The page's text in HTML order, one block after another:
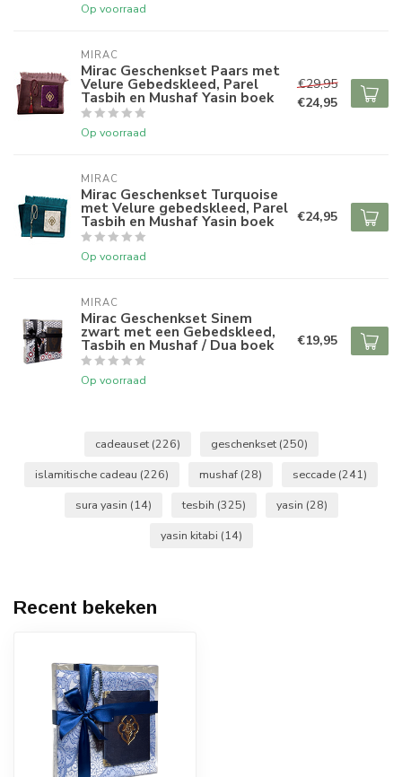
Op voorraad
MIRAC
Mirac Geschenkset Paars met
Velure Gebedskleed, Parel
Tasbih en Mushaf Yasin boek
Op voorraad
€29,95
€24,95
MIRAC
Mirac Geschenkset Turquoise
met Velure gebedskleed, Parel
Tasbih en Mushaf Yasin boek
Op voorraad
€24,95
MIRAC
Mirac Geschenkset Sinem
zwart met een Gebedskleed,
Tasbih en Mushaf / Dua boek
Op voorraad
€19,95
cadeauset (226) geschenkset (250)
islamitische cadeau (226) mushaf (28) seccade (241)
sura yasin (14) tesbih (325) yasin (28)
yasin kitabi (14)
Recent bekeken